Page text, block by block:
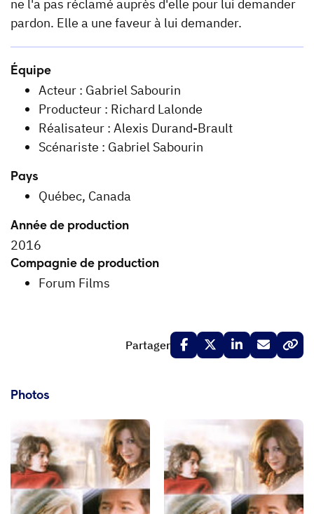
ne l'a pas réclamé auprès d'elle pour lui demander
pardon. Elle a une faveur à lui demander.
Équipe
Acteur : Gabriel Sabourin
Producteur : Richard Lalonde
Réalisateur : Alexis Durand-Brault
Scénariste : Gabriel Sabourin
Pays
Québec, Canada
Année de production
2016
Compagnie de production
Forum Films
Partager
Photos